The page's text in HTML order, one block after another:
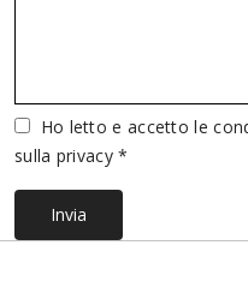
VuotoHo letto e accetto le
sulla privacy *
Invia